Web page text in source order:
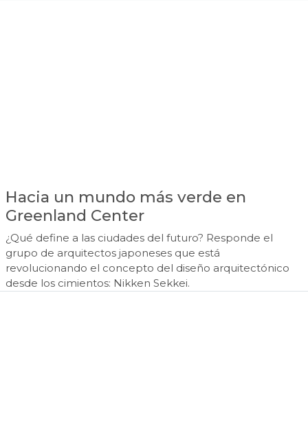
Hacia un mundo más verde en
Greenland Center
¿Qué define a las ciudades del futuro? Responde el
grupo de arquitectos japoneses que está
revolucionando el concepto del diseño arquitectónico
desde los cimientos: Nikken Sekkei.